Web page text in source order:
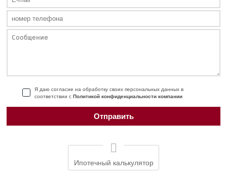
Я даю согласие на обработку своих персональных данных в
соответствии с Политикой конфиденциальности компании
Ипотечный калькулятор